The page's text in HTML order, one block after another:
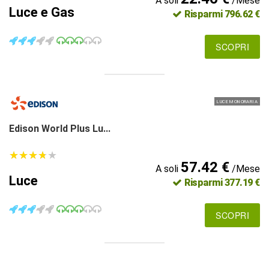
Luce e Gas
Risparmi 796.62 €
SCOPRI
LUCE MONORARIA
Edison World Plus Lu...
★★★★★
★★★★★
Luce
A soli 57.42 €/Mese
Risparmi 377.19 €
SCOPRI